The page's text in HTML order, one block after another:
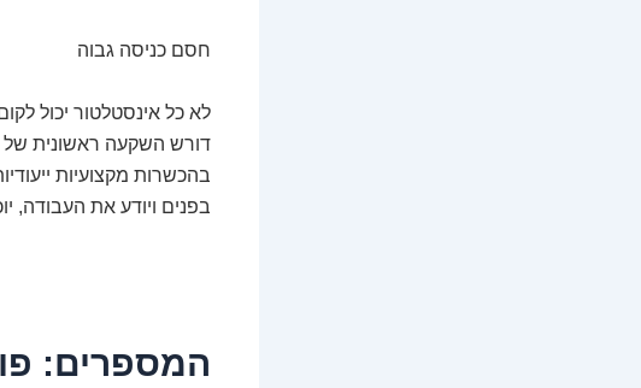
חסם כניסה גבוה
לא כל אינסטלטור יכול
דורש השקעה ראשונית של
בהכשרות מקצועיות
בפנים ויודע את העבודה,
המספרים: